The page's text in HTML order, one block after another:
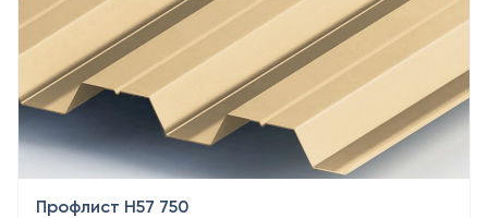
Профлист Н57 750